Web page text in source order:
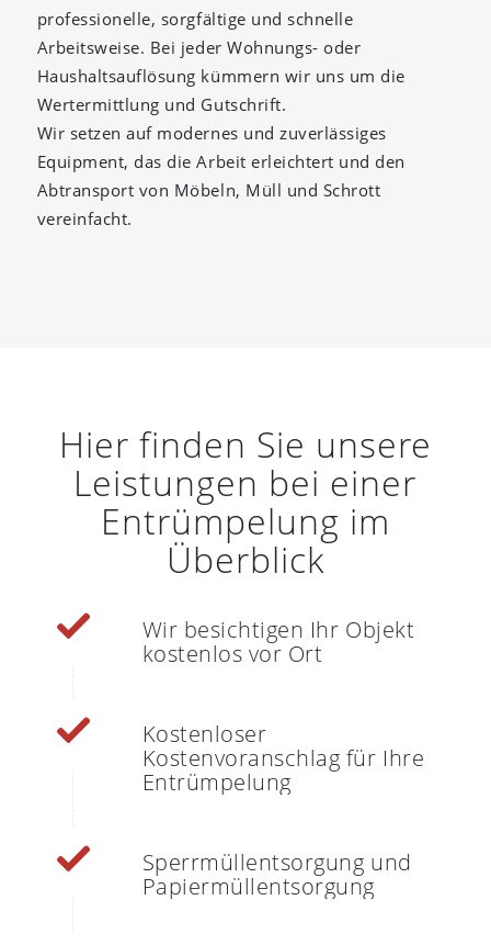
professionelle, sorgfältige und schnelle
Arbeitsweise. Bei jeder Wohnungs- oder
Haushaltsauflösung kümmern wir uns um die
Wertermittlung und Gutschrift.
Wir setzen auf modernes und zuverlässiges
Equipment, das die Arbeit erleichtert und den
Abtransport von Möbeln, Müll und Schrott
vereinfacht.
Hier finden Sie unsere
Leistungen bei einer
Entrümpelung im
Überblick
Wir besichtigen Ihr Objekt
kostenlos vor Ort
Kostenloser
Kostenvoranschlag für Ihre
Entrümpelung
Sperrmüllentsorgung und
Papiermüllentsorgung